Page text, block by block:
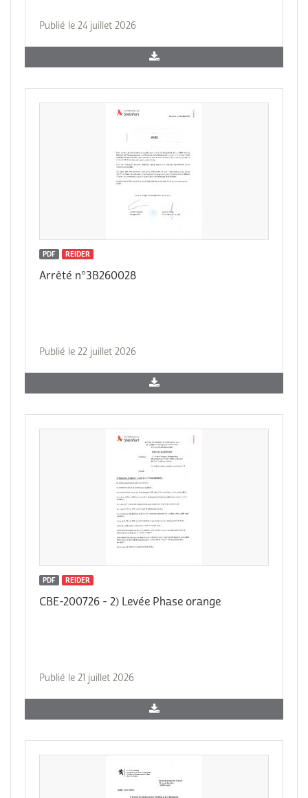
Publié le 24 juillet 2026
PDF REIDER
Arrêté n°3B260028
Publié le 22 juillet 2026
PDF REIDER
CBE-200726 - 2) Levée Phase orange
Publié le 21 juillet 2026